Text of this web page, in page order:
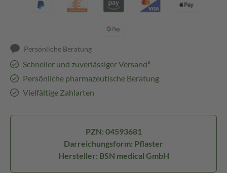
Persönliche Beratung
Schneller und zuverlässiger Versand³
Persönliche pharmazeutische Beratung
Vielfältige Zahlarten
PZN: 04593681
Darreichungsform: Pflaster
Hersteller: BSN medical GmbH